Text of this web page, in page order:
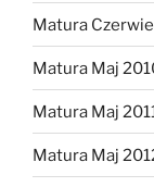
Matura
Matura Maj
Matura Maj
Matura Maj